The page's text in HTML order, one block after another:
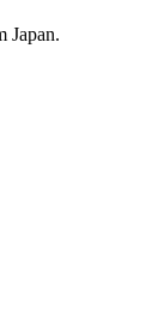
Japan.